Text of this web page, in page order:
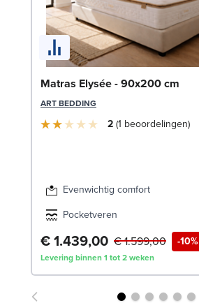
Matras Elysée - 90x200 cm
ART BEDDING
2 1 beoordelingen
Evenwichtig comfort
Pocketveren
€ 1.439,00 -10%
€ 1.599,00
Levering binnen 1 tot 2 weken